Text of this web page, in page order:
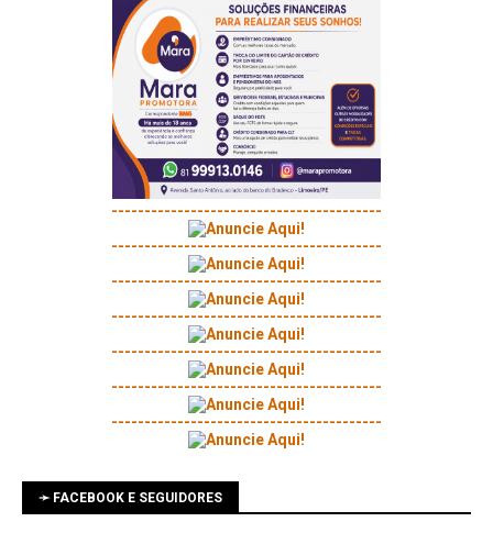
-----------------------------------------
-----------------------------------------
-----------------------------------------
-----------------------------------------
-----------------------------------------
-----------------------------------------
-----------------------------------------
➛ FACEBOOK E SEGUIDORES